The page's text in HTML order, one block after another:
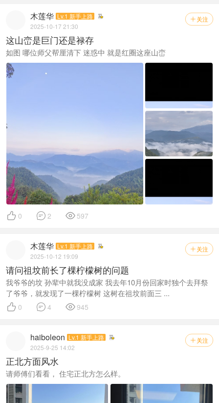
 关注
木莲华 Lv.1 新手上路
2025-10-17 21:30
这山峦是巨门还是禄存
如图 哪位师父帮厘清下 迷惑中 就是红圈这座山峦
 0  2  597
 关注
木莲华 Lv.1 新手上路
2025-10-12 19:09
请问祖坟前长了棵柠檬树的问题
我爷爷的坟 孙辈中就我没成家 我去年10月份回家时独个去拜祭
了爷爷，就发现了一棵柠檬树 这树在祖坟前面三 ...
 0  4 945
 关注
haiboleon Lv.1 新手上路
2025-9-25 14:02
正北方面风水
请师傅们看看， 住宅正北方怎么样。